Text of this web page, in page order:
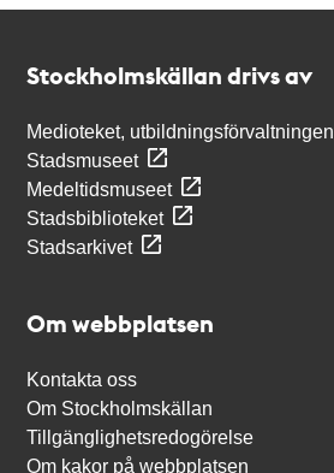
Stockholmskällan drivs av
Medioteket, utbildningsförvaltningen
Stadsmuseet
Medeltidsmuseet
Stadsbiblioteket
Stadsarkivet
Om webbplatsen
Kontakta oss
Om Stockholmskällan
Tillgänglighetsredogörelse
Om kakor på webbplatsen